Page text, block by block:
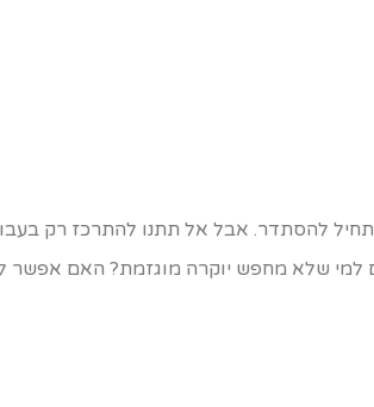
להסתדר. אבל אל תתנו להתרכז רק
שלא מחפש יוקרה מוגזמת? האם אפשר